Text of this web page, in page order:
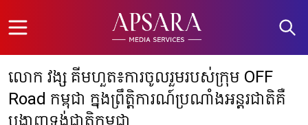
Open menu
លោក វង្ស គីមហួត៖ការចូលរួមរបស់ក្រុម OFF
Road កម្ពុជា ក្នុងព្រឹត្តិការណ៍ប្រណាំងអន្តរជាតិគឺ
បង្ហាញទង់ជាតិកម្ពុជា